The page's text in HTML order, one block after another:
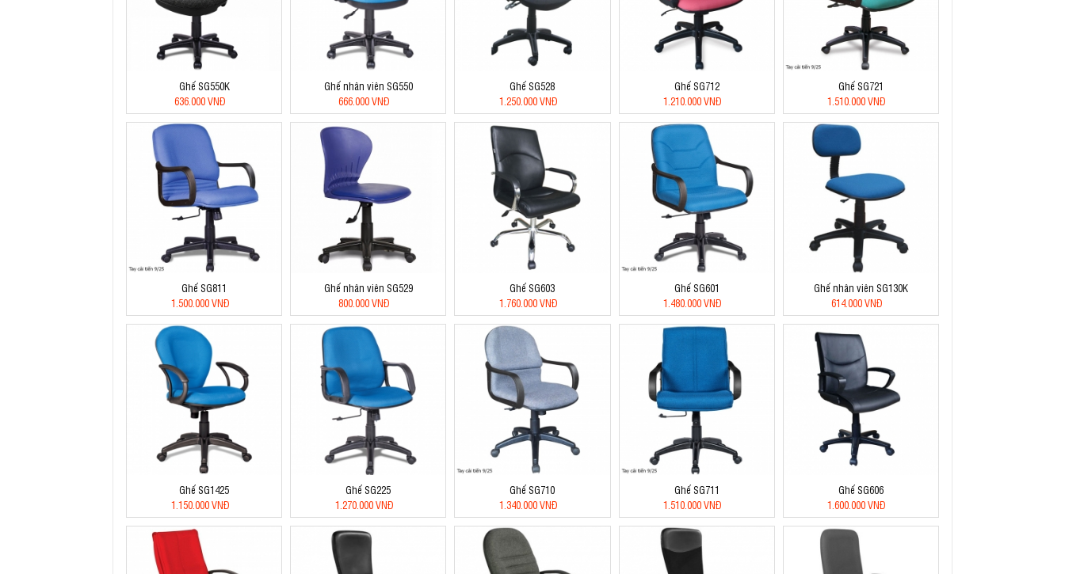
Ghế SG550K
636.000 VNĐ
Ghế nhân viên SG550
666.000 VNĐ
Ghế SG528
1.250.000 VNĐ
Ghế SG712
1.210.000 VNĐ
Ghế SG721
1.510.000 VNĐ
Ghế SG811
1.500.000 VNĐ
Ghế nhân viên SG529
800.000 VNĐ
Ghế SG603
1.760.000 VNĐ
Ghế SG601
1.480.000 VNĐ
Ghế nhân viên SG130K
614.000 VNĐ
Ghế SG1425
1.150.000 VNĐ
Ghế SG225
1.270.000 VNĐ
Ghế SG710
1.340.000 VNĐ
Ghế SG711
1.510.000 VNĐ
Ghế SG606
1.600.000 VNĐ